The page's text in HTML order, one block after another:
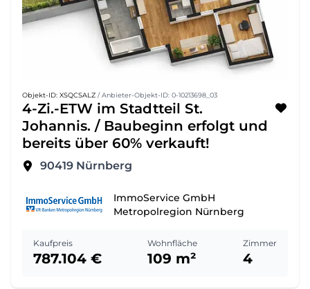
Objekt-ID: XSQCSALZ / Anbieter-Objekt-ID: 0-10213698_03
4-Zi.-ETW im Stadtteil St.
Johannis. / Baubeginn erfolgt und
bereits über 60% verkauft!
90419 Nürnberg
ImmoService GmbH
Metropolregion Nürnberg
Kaufpreis
787.104 €
Wohnfläche
109 m²
Zimmer
4